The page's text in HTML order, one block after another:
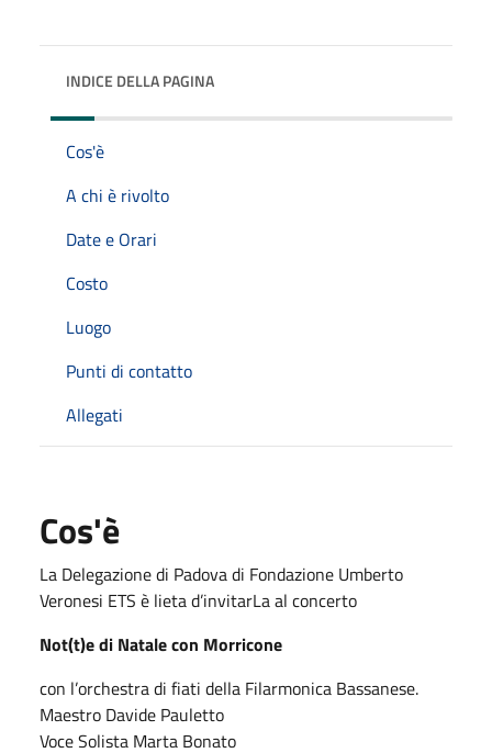
INDICE DELLA PAGINA
Cos'è
A chi è rivolto
Date e Orari
Costo
Luogo
Punti di contatto
Allegati
Cos'è
La Delegazione di Padova di Fondazione Umberto
Veronesi ETS è lieta d’invitarLa al concerto
Not(t)e di Natale con Morricone
con l’orchestra di fiati della Filarmonica Bassanese.
Maestro Davide Pauletto
Voce Solista Marta Bonato